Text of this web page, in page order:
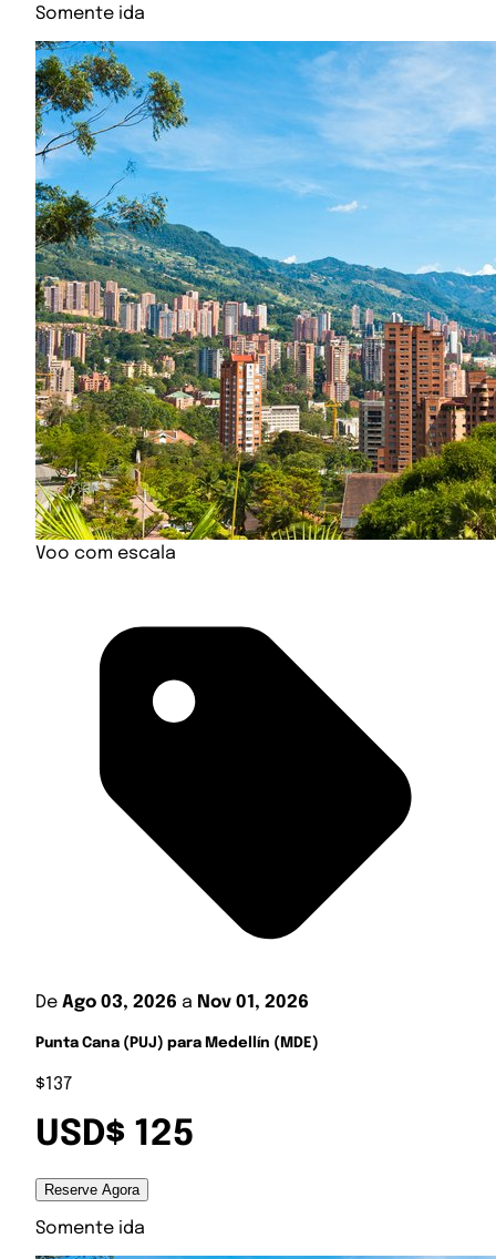
Somente ida
Voo com escala
De Ago 03, 2026 a Nov 01, 2026
Punta Cana (PUJ) para Medellín (MDE)
$137
USD$ 125
Reserve Agora
Somente ida